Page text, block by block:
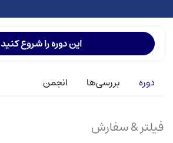
این دوره را شروع کنید
دوره بررسی‌ها انجمن
فیلتر & سفارش